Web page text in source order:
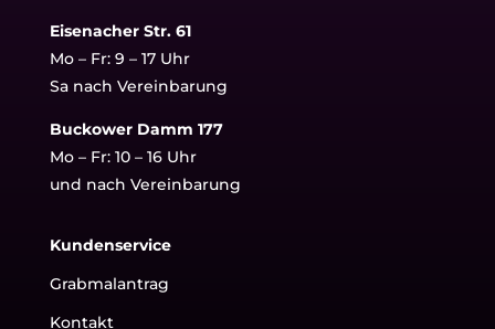
Eisenacher Str. 61
Mo – Fr: 9 – 17 Uhr
Sa nach Vereinbarung
Buckower Damm 177
Mo – Fr: 10 – 16 Uhr
und nach Vereinbarung
Kundenservice
Grabmalantrag
Kontakt